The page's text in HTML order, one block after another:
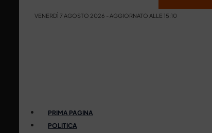
VENERDÌ 7 AGOSTO 2026 - AGGIORNATO ALLE 15:10
PRIMA PAGINA
POLITICA